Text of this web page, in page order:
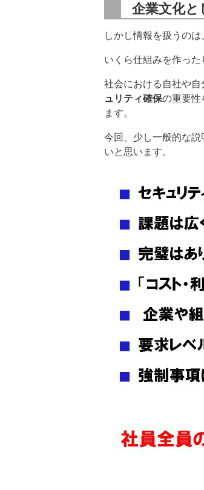
企業文化と
しかし情報を扱うの
いくら仕組みを作った
社会における自社や自
ュリティ確保の重要性
ます。
今回、少し一般的な
いと思います。